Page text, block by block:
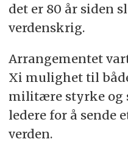
det er 80 år siden
verdenskrig.
Arrangementet
Xi mulighet til
militære styrke og
ledere for å sende
verden.